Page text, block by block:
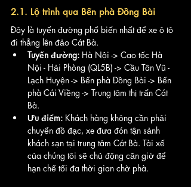
2.1. Lộ trình qua Bến phà Đồng Bài
Đây là tuyến đường phổ biến nhất để xe ô tô
đi thẳng lên đảo Cát Bà.
Tuyến đường: Hà Nội -> Cao tốc Hà
Nội - Hải Phòng (QL5B) -> Cầu Tân Vũ -
Lạch Huyện -> Bến phà Đồng Bài -> Bến
phà Cái Viềng -> Trung tâm thị trấn Cát
Bà.
Ưu điểm: Khách hàng không cần phải
chuyển đồ đạc, xe đưa đón tận sảnh
khách sạn tại trung tâm Cát Bà. Tài xế
của chúng tôi sẽ chủ động căn giờ để
hạn chế tối đa thời gian chờ phà.